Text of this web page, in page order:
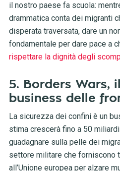
il nostro paese fa scuola:
drammatica conta dei migranti
disperata traversata, dare un
fondamentale per dare pace a
rispettare la dignità degli
5. Borders Wars,
business delle
La sicurezza dei confini è un
stima crescerà fino a 50
guadagnare sulla pelle dei
settore militare che forniscono
all’Unione europea per alzare